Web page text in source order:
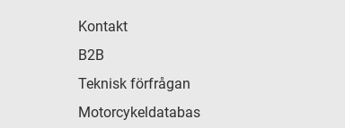
Kontakt
B2B
Teknisk förfrågan
Motorcykeldatabas